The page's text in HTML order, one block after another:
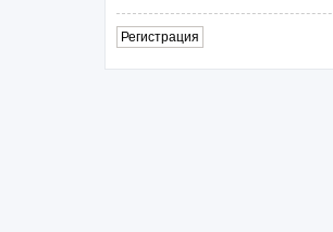
Регистрация